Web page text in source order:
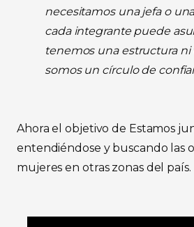
necesitamos una jefa o
cada integrante puede
tenemos una estructura ni
somos un círculo de
Ahora el objetivo de Estamos
entendiéndose y buscando las
mujeres en otras zonas del país.